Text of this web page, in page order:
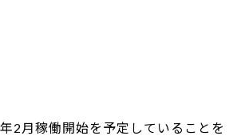
2月稼働開始を予定していることを